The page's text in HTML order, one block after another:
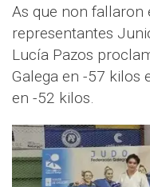
As que non fallaron
representantes
Lucía Pazos
Galega en -57 kilos
en -52 kilos.